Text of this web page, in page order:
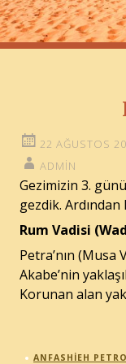
22 AĞUSTOS
ADMIN
Gezimizin 3.
gezdik. Ardından
Rum Vadisi
Petra’nın (Musa
Akabe’nin
Korunan alan
ANFASHIEH